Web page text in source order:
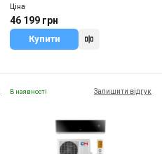
GD
Ціна
46 199 грн
Купити
В наявності Залишити відгук